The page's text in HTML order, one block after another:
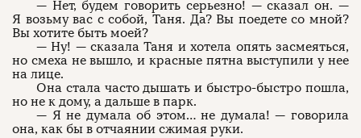
— Нет, будем говорить серьезно! — сказал он. —
Я возьму вас с собой, Таня. Да? Вы поедете со мной?
Вы хотите быть моей?
— Ну! — сказала Таня и хотела опять засмеяться,
но смеха не вышло, и красные пятна выступили у нее
на лице.
Она стала часто дышать и быстро-быстро пошла,
но не к дому, а дальше в парк.
— Я не думала об этом… не думала! — говорила
она, как бы в отчаянии сжимая руки.
О проекте
Команда
Авторы
Журнал
YouTube
Telegram
VK